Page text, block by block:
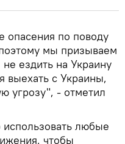
опасения по поводу
мы призываем
ездить на Украину
выехать с Украины,
угрозу", - отметил
любые
чтобы